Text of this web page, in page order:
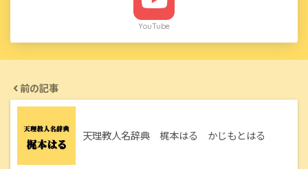
YouTube
前の記事
天理教人名辞典 梶本はる かじもとはる